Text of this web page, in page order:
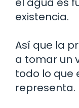
existencia.
Así que la
a tomar un
todo lo que
representa.